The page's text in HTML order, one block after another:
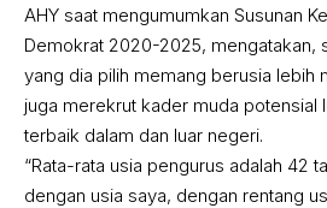
AHY saat mengumumkan Susunan
Demokrat 2020-2025, mengatakan,
yang dia pilih memang berusia lebih
juga merekrut kader muda potensial
terbaik dalam dan luar negeri.
“Rata-rata usia pengurus adalah 42
dengan usia saya, dengan rentang